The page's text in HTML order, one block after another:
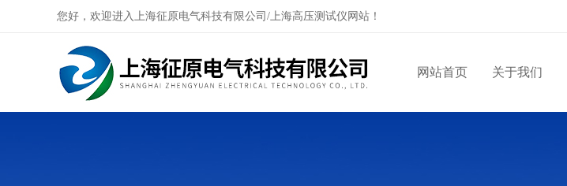
您好，欢迎进入上海征原电气科技有限公司/上海高压测试仪网站！
网站首页 关于我们